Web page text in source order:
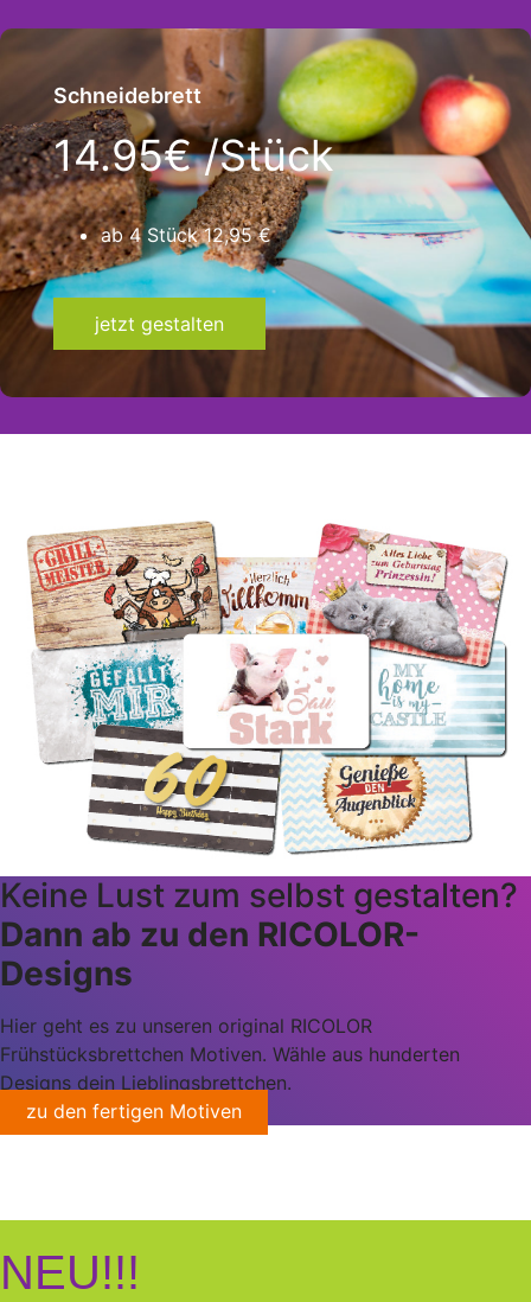
Schneidebrett
14.95€ /Stück
ab 4 Stück 12,95 €
jetzt gestalten
Keine Lust zum selbst gestalten?
Dann ab zu den RICOLOR-
Designs
Hier geht es zu unseren original RICOLOR
Frühstücksbrettchen Motiven. Wähle aus hunderten
Designs dein Lieblingsbrettchen.
zu den fertigen Motiven
NEU!!!